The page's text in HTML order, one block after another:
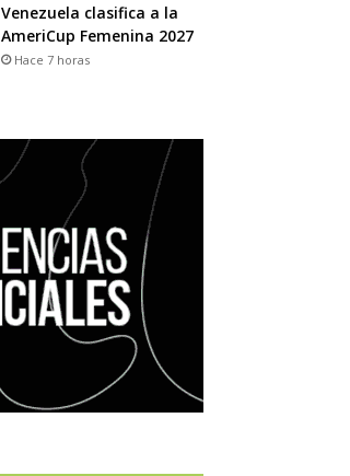
Venezuela clasifica a la
AmeriCup Femenina 2027
Hace 7 horas